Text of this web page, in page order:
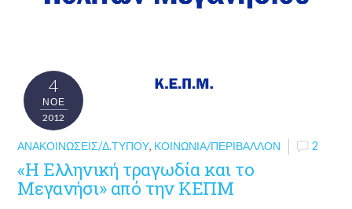
4
ΝΟΈ
2012
ΑΝΑΚΟΙΝΏΣΕΙΣ/Δ.ΤΎΠΟΥ, ΚΟΙΝΩΝΊΑ/ΠΕΡΙΒΆΛΛΟΝ 2
«Η Ελληνική τραγωδία και το
Μεγανήσι» από την ΚΕΠΜ